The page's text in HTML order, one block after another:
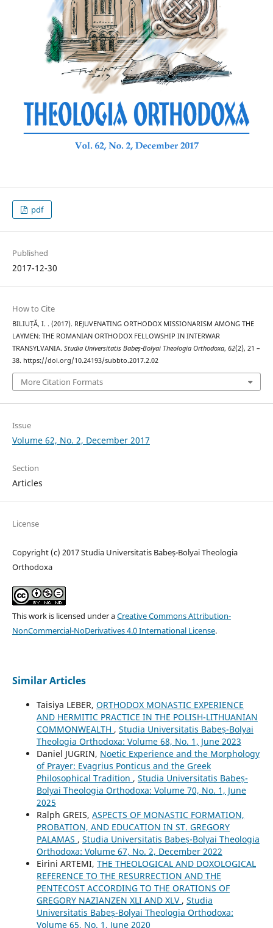
pdf
Published
2017-12-30
How to Cite
BILIUȚĂ, I. . (2017). REJUVENATING ORTHODOX MISSIONARISM AMONG THE
LAYMEN: THE ROMANIAN ORTHODOX FELLOWSHIP IN INTERWAR
TRANSYLVANIA. Studia Universitatis Babeș-Bolyai Theologia Orthodoxa, 62(2), 21 –
38. https://doi.org/10.24193/subbto.2017.2.02
More Citation Formats
Issue
Volume 62, No. 2, December 2017
Section
Articles
License
Copyright (c) 2017 Studia Universitatis Babeș-Bolyai Theologia
Orthodoxa
This work is licensed under aCreative Commons Attribution-
NonCommercial-NoDerivatives 4.0 International License.
Similar Articles
Taisiya LEBER, ORTHODOX MONASTIC EXPERIENCE
AND HERMITIC PRACTICE IN THE POLISH-LITHUANIAN
COMMONWEALTH , Studia Universitatis Babeș-Bolyai
Theologia Orthodoxa: Volume 68, No. 1, June 2023
Daniel JUGRIN, Noetic Experience and the Morphology
of Prayer: Evagrius Ponticus and the Greek
Philosophical Tradition , Studia Universitatis Babeș-
Bolyai Theologia Orthodoxa: Volume 70, No. 1, June
2025
Ralph GREIS, ASPECTS OF MONASTIC FORMATION,
PROBATION, AND EDUCATION IN ST. GREGORY
PALAMAS , Studia Universitatis Babeș-Bolyai Theologia
Orthodoxa: Volume 67, No. 2, December 2022
Eirini ARTEMI, THE THEOLOGICAL AND DOXOLOGICAL
REFERENCE TO THE RESURRECTION AND THE
PENTECOST ACCORDING TO THE ORATIONS OF
GREGORY NAZIANZEN XLI AND XLV , Studia
Universitatis Babeș-Bolyai Theologia Orthodoxa:
Volume 65, No. 1, June 2020